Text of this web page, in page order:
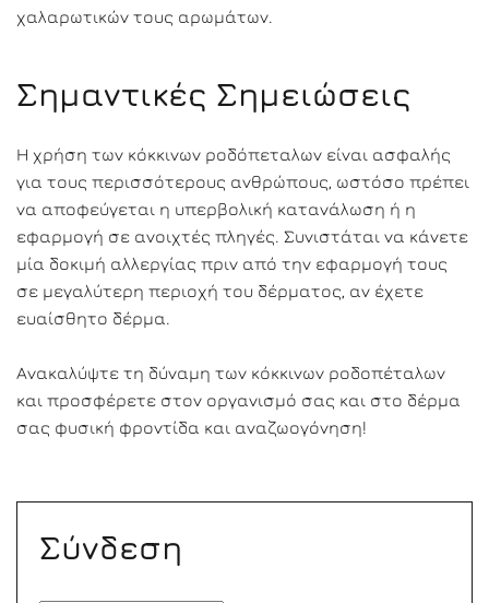
χαλαρωτικών τους αρωμάτων.
Σημαντικές Σημειώσεις
Η χρήση των κόκκινων ροδόπεταλων είναι ασφαλής
για τους περισσότερους ανθρώπους, ωστόσο πρέπει
να αποφεύγεται η υπερβολική κατανάλωση ή η
εφαρμογή σε ανοιχτές πληγές. Συνιστάται να κάνετε
μία δοκιμή αλλεργίας πριν από την εφαρμογή τους
σε μεγαλύτερη περιοχή του δέρματος, αν έχετε
ευαίσθητο δέρμα.
Ανακαλύψτε τη δύναμη των κόκκινων ροδοπέταλων
και προσφέρετε στον οργανισμό σας και στο δέρμα
σας φυσική φροντίδα και αναζωογόνηση!
Σύνδεση